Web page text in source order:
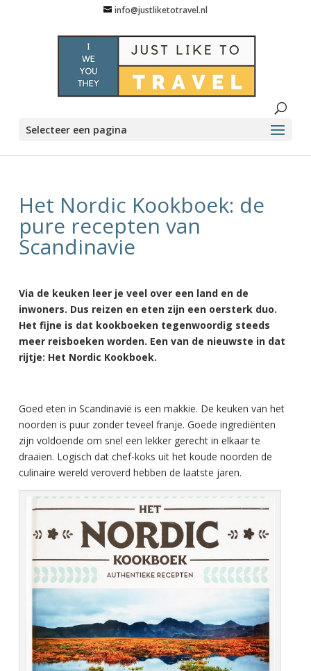
info@justliketotravel.nl
Selecteer een pagina
Het Nordic Kookboek: de
pure recepten van
Scandinavie
Via de keuken leer je veel over een land en de
inwoners. Dus reizen en eten zijn een oersterk duo.
Het fijne is dat kookboeken tegenwoordig steeds
meer reisboeken worden. Een van de nieuwste in dat
rijtje: Het Nordic Kookboek.
Goed eten in Scandinavië is een makkie. De keuken van het
noorden is puur zonder teveel franje. Goede ingrediënten
zijn voldoende om snel een lekker gerecht in elkaar te
draaien. Logisch dat chef-koks uit het koude noorden de
culinaire wereld veroverd hebben de laatste jaren.